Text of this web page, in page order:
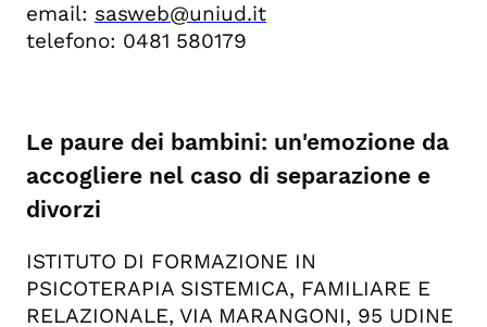
email: sasweb@uniud.it
telefono: 0481 580179
Le paure dei bambini: un'emozione da
accogliere nel caso di separazione e
divorzi
ISTITUTO DI FORMAZIONE IN
PSICOTERAPIA SISTEMICA, FAMILIARE E
RELAZIONALE, VIA MARANGONI, 95 UDINE